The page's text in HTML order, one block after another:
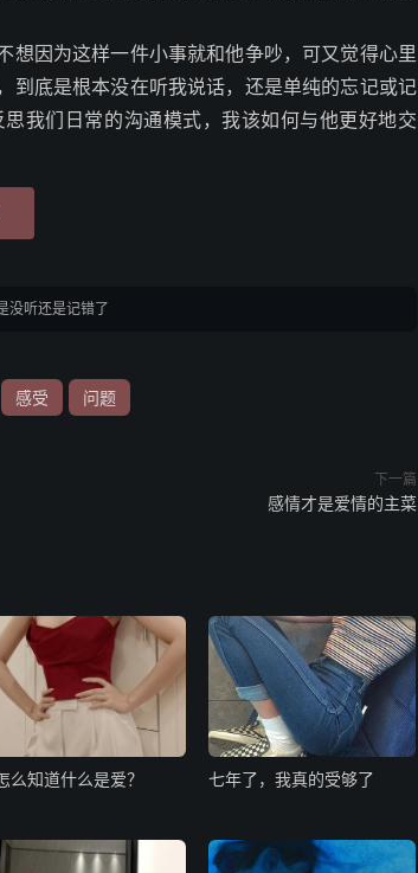
想因为这样一件小事就和他争吵，可又觉得心里
到底是根本没在听我说话，还是单纯的忘记或记
我们日常的沟通模式，我该如何与他更好地交
没听还是记错了
感受 问题
下一篇
感情才是爱情的主菜
么知道什么是爱？ 七年了，我真的受够了